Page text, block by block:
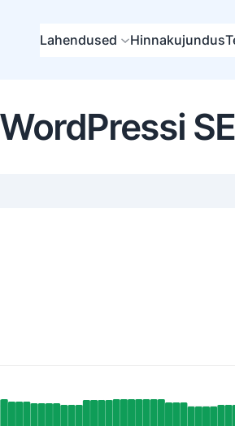
Lahendused Hinnakujundus
WordPressi